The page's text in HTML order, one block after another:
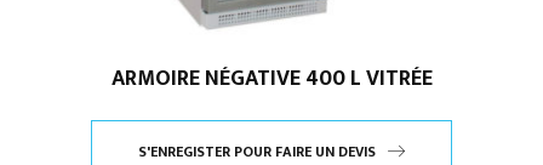
ARMOIRE NÉGATIVE 400 L VITRÉE
S'ENREGISTER POUR FAIRE UN DEVIS